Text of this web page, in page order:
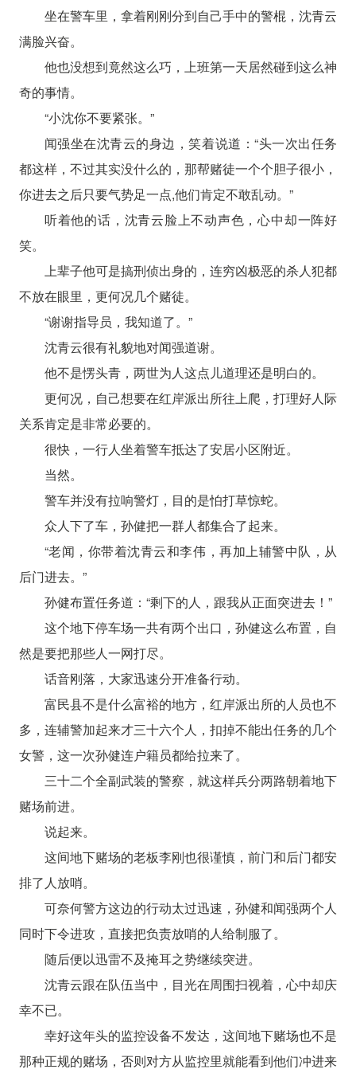
坐在警车里，拿着刚刚分到自己手中的警棍，沈青云
满脸兴奋。
他也没想到竟然这么巧，上班第一天居然碰到这么神
奇的事情。
“小沈你不要紧张。”
闻强坐在沈青云的身边，笑着说道：“头一次出任务
都这样，不过其实没什么的，那帮赌徒一个个胆子很小，
你进去之后只要气势足一点,他们肯定不敢乱动。”
听着他的话，沈青云脸上不动声色，心中却一阵好
笑。
上辈子他可是搞刑侦出身的，连穷凶极恶的杀人犯都
不放在眼里，更何况几个赌徒。
“谢谢指导员，我知道了。”
沈青云很有礼貌地对闻强道谢。
他不是愣头青，两世为人这点儿道理还是明白的。
更何况，自己想要在红岸派出所往上爬，打理好人际
关系肯定是非常必要的。
很快，一行人坐着警车抵达了安居小区附近。
当然。
警车并没有拉响警灯，目的是怕打草惊蛇。
众人下了车，孙健把一群人都集合了起来。
“老闻，你带着沈青云和李伟，再加上辅警中队，从
后门进去。”
孙健布置任务道：“剩下的人，跟我从正面突进去！”
这个地下停车场一共有两个出口，孙健这么布置，自
然是要把那些人一网打尽。
话音刚落，大家迅速分开准备行动。
富民县不是什么富裕的地方，红岸派出所的人员也不
多，连辅警加起来才三十六个人，扣掉不能出任务的几个
女警，这一次孙健连户籍员都给拉来了。
三十二个全副武装的警察，就这样兵分两路朝着地下
赌场前进。
说起来。
这间地下赌场的老板李刚也很谨慎，前门和后门都安
排了人放哨。
可奈何警方这边的行动太过迅速，孙健和闻强两个人
同时下令进攻，直接把负责放哨的人给制服了。
随后便以迅雷不及掩耳之势继续突进。
沈青云跟在队伍当中，目光在周围扫视着，心中却庆
幸不已。
幸好这年头的监控设备不发达，这间地下赌场也不是
那种正规的赌场，否则对方从监控里就能看到他们冲进来